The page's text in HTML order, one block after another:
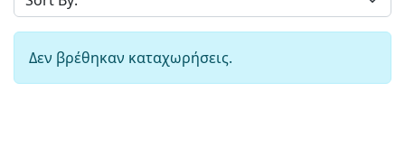
Δεν βρέθηκαν καταχωρήσεις.